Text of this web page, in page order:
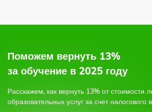
по электронной почте,
телефону;
3.
4.
Поможем вернуть 13%
за обучение в 2025 году
Расскажем, как вернуть 13% от стоимости
образовательных услуг за счет налогового